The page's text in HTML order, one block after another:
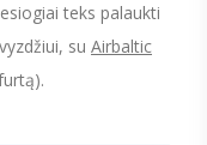
teks palaukti
su Airbaltic